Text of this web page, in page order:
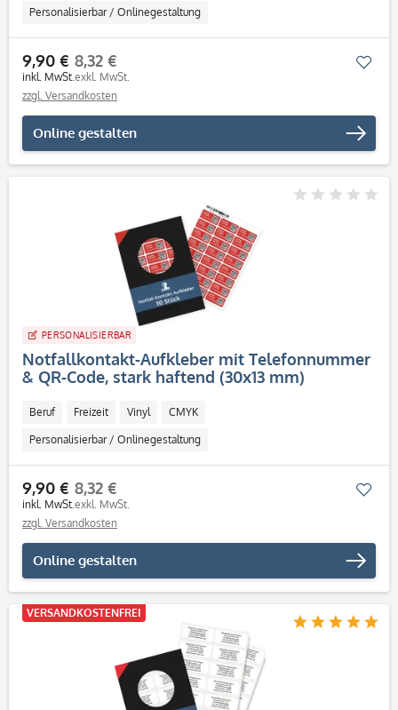
Personalisierbar / Onlinegestaltung
9,90 €
inkl. MwSt.
8,32 €
exkl. MwSt.
zzgl. Versandkosten
Online gestalten
PERSONALISIERBAR
Notfallkontakt-Aufkleber mit Telefonnummer
& QR-Code, stark haftend (30x13 mm)
Beruf Freizeit Vinyl CMYK
Personalisierbar / Onlinegestaltung
9,90 €
inkl. MwSt.
8,32 €
exkl. MwSt.
zzgl. Versandkosten
Online gestalten
VERSANDKOSTENFREI